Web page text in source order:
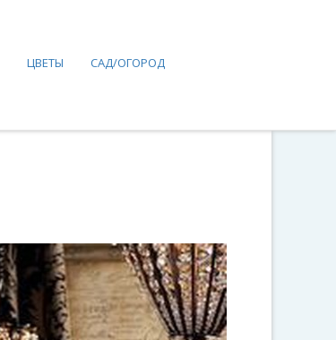
ЦВЕТЫ САД/ОГОРОД